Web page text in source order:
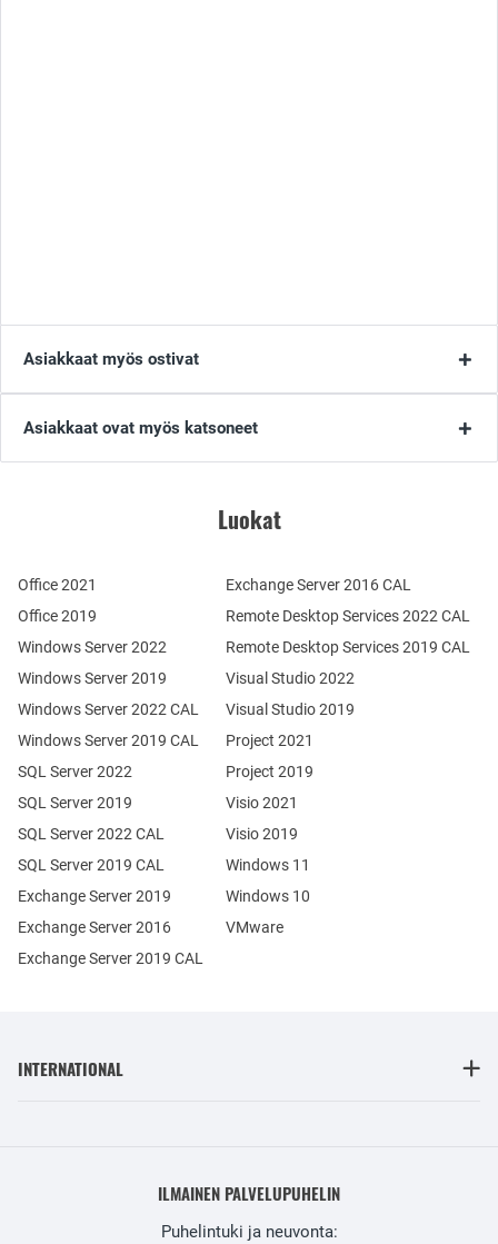
Asiakkaat myös ostivat
Asiakkaat ovat myös katsoneet
Luokat
Office 2021
Office 2019
Windows Server 2022
Windows Server 2019
Exchange Server 2019
Exchange Server 2016
SQL Server 2022
SQL Server 2019
Windows Server 2022 CAL
Windows Server 2019 CAL
SQL Server 2022 CAL
SQL Server 2019 CAL
Remote Desktop Services 2022 CAL
Remote Desktop Services 2019 CAL
Exchange Server 2019 CAL
Exchange Server 2016 CAL
Visual Studio 2022
Visual Studio 2019
Project 2021
Project 2019
Visio 2021
Visio 2019
Windows 11
Windows 10
VMware
INTERNATIONAL
ILMAINEN PALVELUPUHELIN
Puhelintuki ja neuvonta: